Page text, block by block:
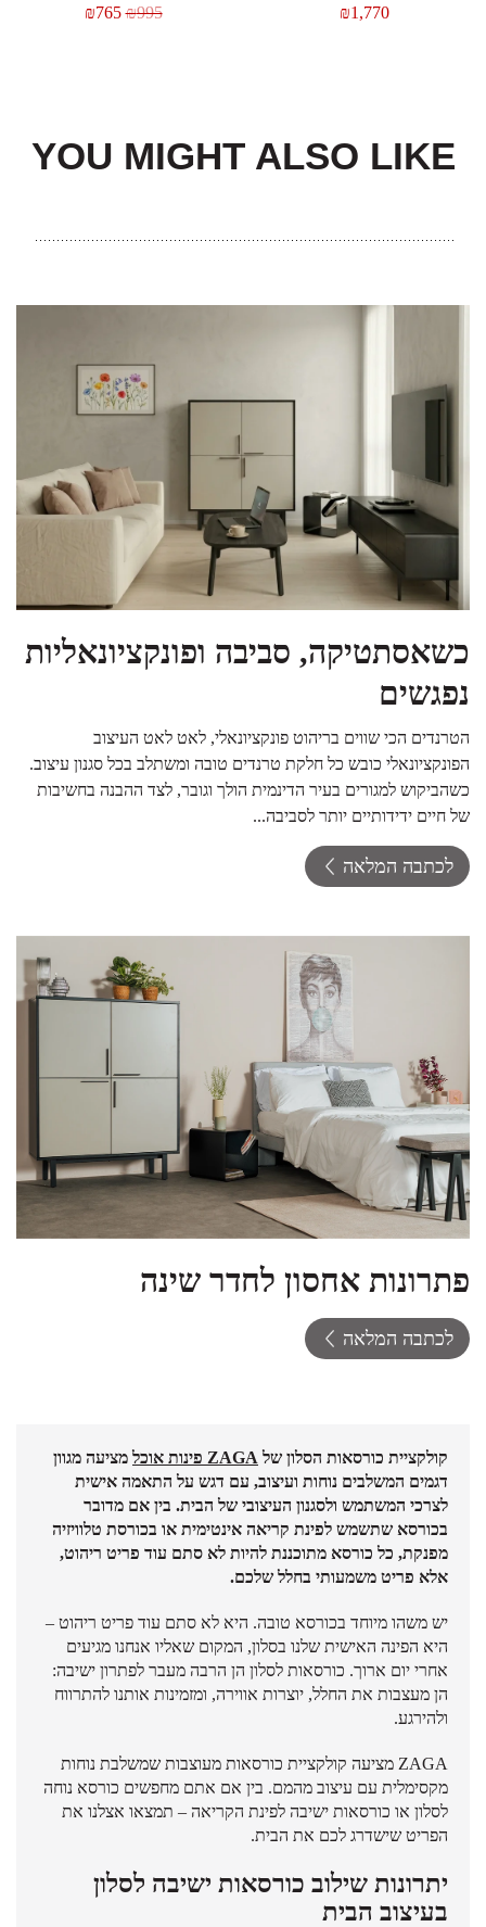
₪1,770
₪995
₪765
YOU MIGHT ALSO LIKE
כשאסתטיקה, סביבה ופונקציונאליות
נפגשים
הטרנדים הכי שווים בריהוט פונקציונאלי, לאט לאט העיצוב
הפונקציונאלי כובש כל חלקת טרנדים טובה ומשתלב בכל סגנון עיצוב.
כשהביקוש למגורים בעיר הדינמית הולך וגובר, לצד ההבנה בחשיבות
של חיים ידידותיים יותר לסביבה...
לכתבה המלאה
פתרונות אחסון לחדר שינה
לכתבה המלאה
קולקציית כורסאות הסלון של ZAGA פינות אוכל
מציעה מגוון
דגמים המשלבים נוחות ועיצוב, עם דגש על התאמה אישית
לצרכי המשתמש ולסגנון העיצובי של הבית. בין אם מדובר
בכורסא שתשמש לפינת קריאה אינטימית או בכורסת טלוויזיה
מפנקת, כל כורסא מתוכננת להיות לא סתם עוד פריט ריהוט,
אלא פריט משמעותי בחלל שלכם.
יש משהו מיוחד בכורסא טובה. היא לא סתם עוד פריט ריהוט –
היא הפינה האישית שלנו בסלון, המקום שאליו אנחנו מגיעים
אחרי יום ארוך. כורסאות לסלון הן הרבה מעבר לפתרון ישיבה:
הן מעצבות את החלל, יוצרות אווירה, ומזמינות אותנו להתרווח
ולהירגע.
ZAGA מציעה קולקציית כורסאות מעוצבות שמשלבת נוחות
מקסימלית עם עיצוב מהמם. בין אם אתם מחפשים כורסא נוחה
לסלון או כורסאות ישיבה לפינת הקריאה – תמצאו אצלנו את
הפריט שישדרג לכם את הבית.
יתרונות שילוב כורסאות ישיבה לסלון
בעיצוב הבית